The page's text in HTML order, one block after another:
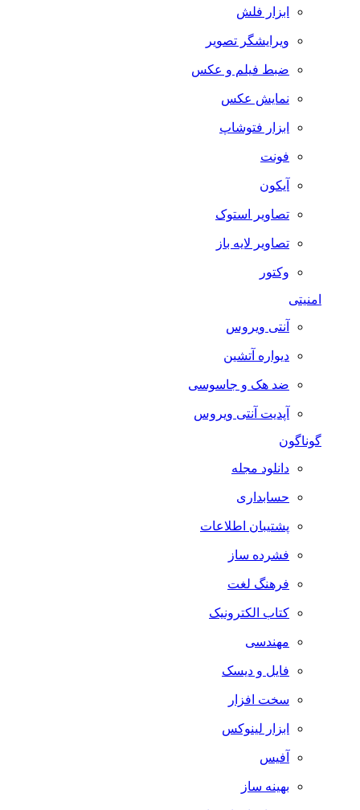
ابزار فلش
ویرایشگر تصویر
ضبط فيلم و عكس
نمایش عکس
ابزار فتوشاپ
فونت
آیکون
تصاویر استوک
تصاویر لایه باز
وکتور
آنتی ویروس
دیواره آتشین
ضد هک و جاسوسی
آپدیت آنتی ویروس
گوناگون
دانلود مجله
حسابداری
پشتیبان اطلاعات
فشرده ساز
فرهنگ لغت
کتاب الکترونیک
مهندسی
فایل و دیسک
سخت افزار
ابزار لینوکس
آفیس
بهینه ساز